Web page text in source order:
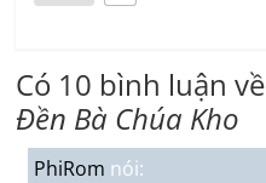
Có 10 bình luận về
Đền Bà Chúa Kho
PhiRom nói: